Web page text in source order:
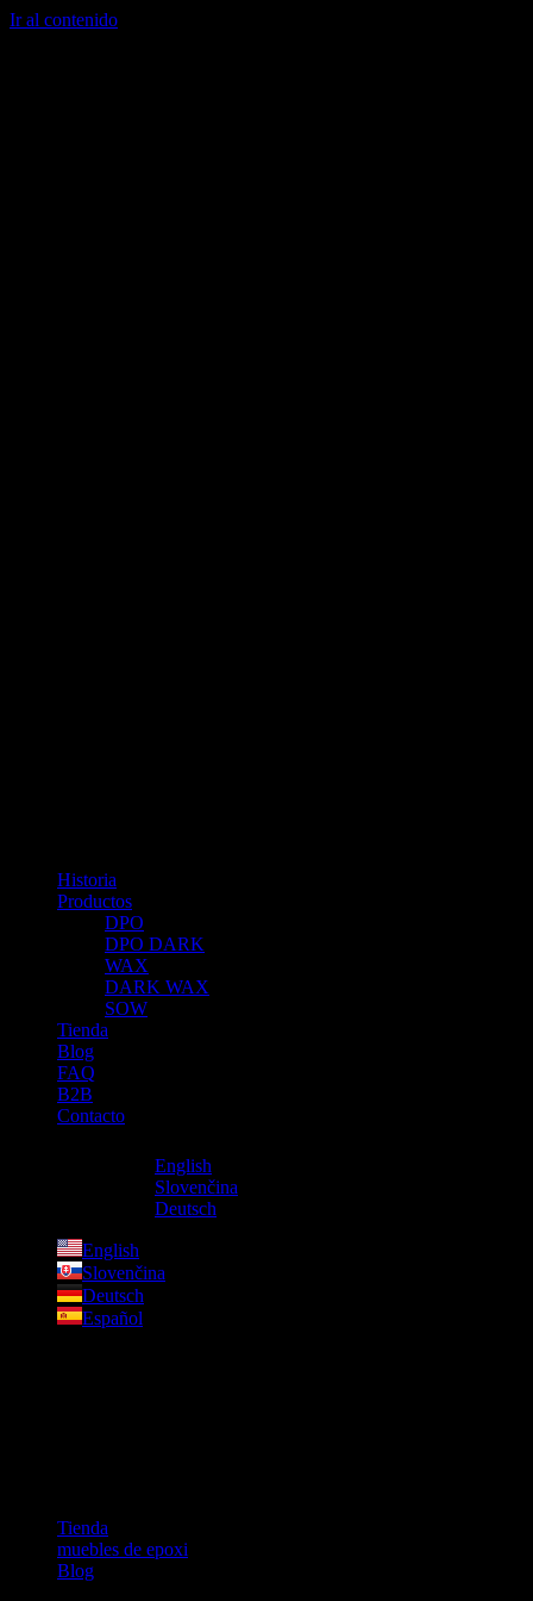
Ir al contenido
Historia
Productos
DPO
DPO DARK
WAX
DARK WAX
SOW
Tienda
Blog
FAQ
B2B
Contacto
English
Slovenčina
Deutsch
English
Slovenčina
Deutsch
Español
Tienda
muebles de epoxi
Blog